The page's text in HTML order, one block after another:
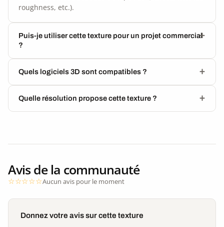
roughness, etc.).
Puis-je utiliser cette texture pour un projet commercial
?
Quels logiciels 3D sont compatibles ?
Quelle résolution propose cette texture ?
Avis de la communauté
Aucun avis pour le moment
Donnez votre avis sur cette texture